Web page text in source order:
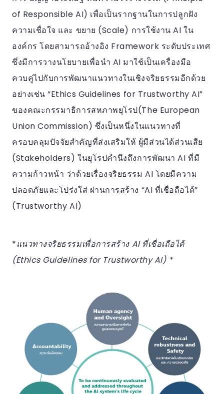
of Responsible AI) เพื่อเป็นรากฐานในการปลูกฝัง
ความเชื่อใจ และ ขยาย (Scale) การใช้งาน AI ใน
องค์กร โดยสามารถอ้างอิง Framework ระดับประเทศ
ซึ่งมีการวางนโยบายเพื่อนำ AI มาใช้เป็นเครื่องมือ
ควบคู่ไปกับการพัฒนาแนวทางในเชิงจริยธรรมอีกด้วย
อย่างเช่น “Ethics Guidelines for Trustworthy AI”
ของคณะกรรมาธิการสหภาพยุโรป(The European
Union Commission) ซึ่งเป็นหนึ่งในแนวทางที่
ครอบคลุมปัจจัยสำคัญที่ส่งเสริมให้ ผู้มีส่วนได้ส่วนเสีย
(Stakeholders) ในยุโรปคำนึงถึงการพัฒนา AI ที่มี
ความก้าวหน้า ว่าด้วยเรื่องจริยธรรม AI โดยมีความ
ปลอดภัยและโปร่งใส่ ผ่านการสร้าง “AI ที่เชื่อถือได้”
(Trustworthy AI)
*แนวทางจริยธรรมเพื่อการสร้าง AI ที่เชื่อเถือได้
(Ethics Guidelines for Trustworthy AI) *